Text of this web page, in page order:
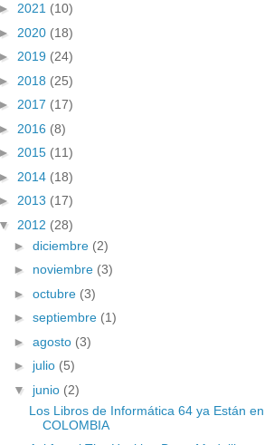
► 2021 (10)
► 2020 (18)
► 2019 (24)
► 2018 (25)
► 2017 (17)
► 2016 (8)
► 2015 (11)
► 2014 (18)
► 2013 (17)
▼ 2012 (28)
► diciembre (2)
► noviembre (3)
► octubre (3)
► septiembre (1)
► agosto (3)
► julio (5)
▼ junio (2)
Los Libros de Informática 64 ya Están en
COLOMBIA